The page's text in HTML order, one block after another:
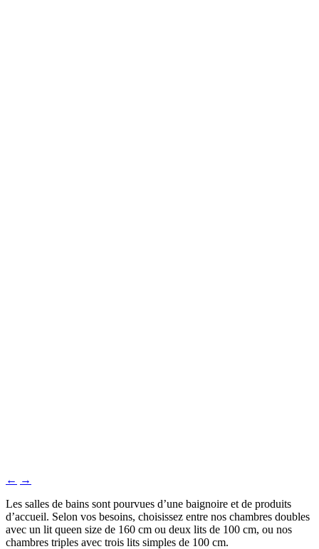
← →
Les salles de bains sont pourvues d’une baignoire et de produits
d’accueil. Selon vos besoins, choisissez entre nos chambres doubles
avec un lit queen size de 160 cm ou deux lits de 100 cm, ou nos
chambres triples avec trois lits simples de 100 cm.